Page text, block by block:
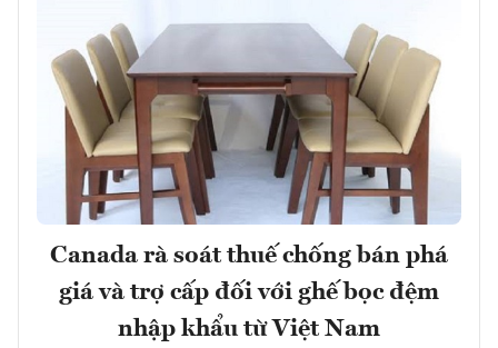
Canada rà soát thuế chống bán phá
giá và trợ cấp đối với ghế bọc đệm
nhập khẩu từ Việt Nam